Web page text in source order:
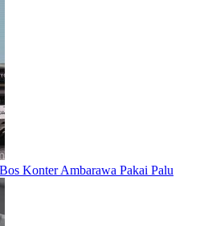
Konter Ambarawa Pakai Palu